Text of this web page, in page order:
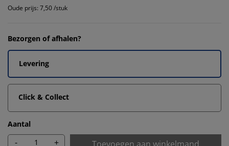
Oude prijs: 7,50 /stuk
Bezorgen of afhalen?
Levering
Click & Collect
Aantal
- +